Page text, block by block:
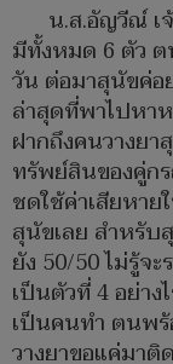
น.ส.อัญวีณ์ เ
มีทั้งหมด 6 ตัว
วัน ต่อมาสุนัขค่อ
ล่าสุดที่พาไปหา
ฝากถึงคนวางย
ทรัพย์สินของคู่ก
ชดใช้ค่าเสียหา
สุนัขเลย สำหรับ
ยัง 50/50 ไม่รู้จ
เป็นตัวที่ 4 อย่าง
เป็นคนทำ ตนพ
วางยาขอแค่มา